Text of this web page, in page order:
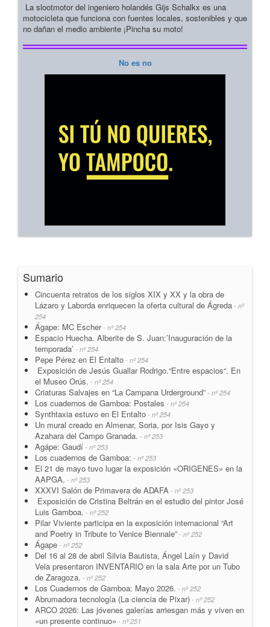
La slootmotor del ingeniero holandés Gijs Schalkx es una
motocicleta que funciona con fuentes locales, sostenibles y que
no dañan el medio ambiente ¡Pincha su moto!
No es no
Sumario
Cincuenta retratos de los siglos XIX y XX y la obra de
Lázaro y Laborda enriquecen la oferta cultural de Ágreda - nº
254
Ágape: MC Escher- nº 254
Espacio Huecha. Alberite de S. Juan:’Inauguración de la
temporada’ - nº 254
Pepe Pérez en El Entalto - nº 254
Exposición de Jesús Guallar Rodrigo.“Entre espacios“. En
el Museo Orús. - nº 254
Criaturas Salvajes en “La Campana Urderground” - nº 254
Los cuadernos de Gamboa: Postales - nº 254
Synthtaxia estuvo en El Entalto - nº 254
Un mural creado en Almenar, Soria, por Isis Gayo y
Azahara del Campo Granada. - nº 253
Agápe: Gaudí - nº 253
Los cuadernos de Gamboa: - nº 253
El 21 de mayo tuvo lugar la exposición «ORIGENES» en la
AAPGA. - nº 253
XXXVI Salón de Primavera de ADAFA - nº 253
Exposición de Cristina Beltrán en el estudio del pintor José
Luis Gamboa. - nº 252
Pilar Viviente participa en la exposición internacional “Art
and Poetry in Tribute to Venice Biennale” - nº 252
Ágape - nº 252
Del 16 al 28 de abril Silvia Bautista, Ángel Laín y David
Vela presentaron INVENTARIO en la sala Arte por un Tubo
de Zaragoza. - nº 252
Los Cuadernos de Gamboa: Mayo 2026. - nº 252
Abrumadora tecnología (La ciencia de Pixar) - nº 252
ARCO 2026: Las jóvenes galerías arriesgan más y viven en
«un presente continuo» - nº 251